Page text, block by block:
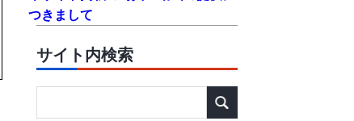
つきまして
サイト内検索